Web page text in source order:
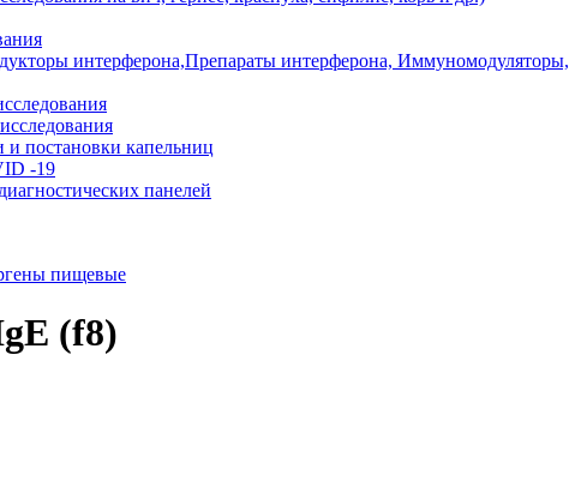
интерферона,Препараты интерферона, Иммуномодуляторы,
и постановки капельниц
-19
панелей
пищевые
(f8)